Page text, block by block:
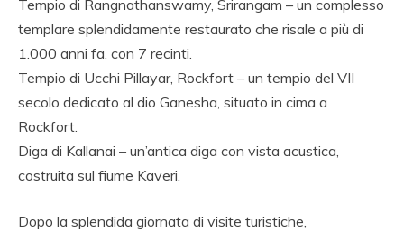
Tempio di Rangnathanswamy, Srirangam – un complesso
templare splendidamente restaurato che risale a più di
1.000 anni fa, con 7 recinti.
Tempio di Ucchi Pillayar, Rockfort – un tempio del VII
secolo dedicato al dio Ganesha, situato in cima a
Rockfort.
Diga di Kallanai – un’antica diga con vista acustica,
costruita sul fiume Kaveri.
Dopo la splendida giornata di visite turistiche,